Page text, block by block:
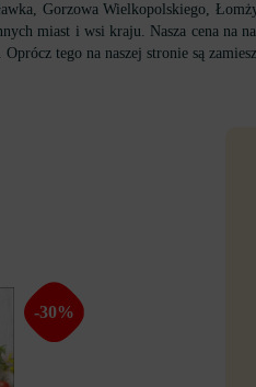
Gorzowa Wielkopolskiego,
miast i wsi kraju. Nasza cena na
tego na naszej stronie są
-30%